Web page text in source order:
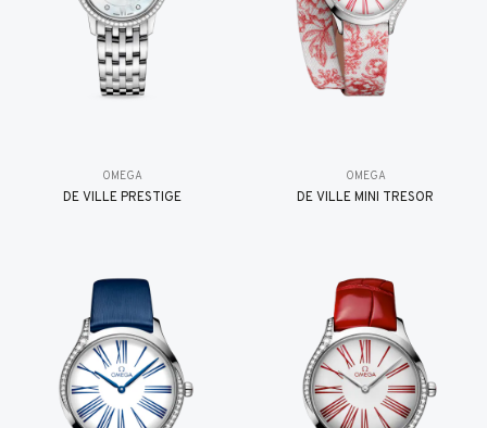
OMEGA
DE VILLE PRESTIGE
OMEGA
DE VILLE MINI TRÉSOR